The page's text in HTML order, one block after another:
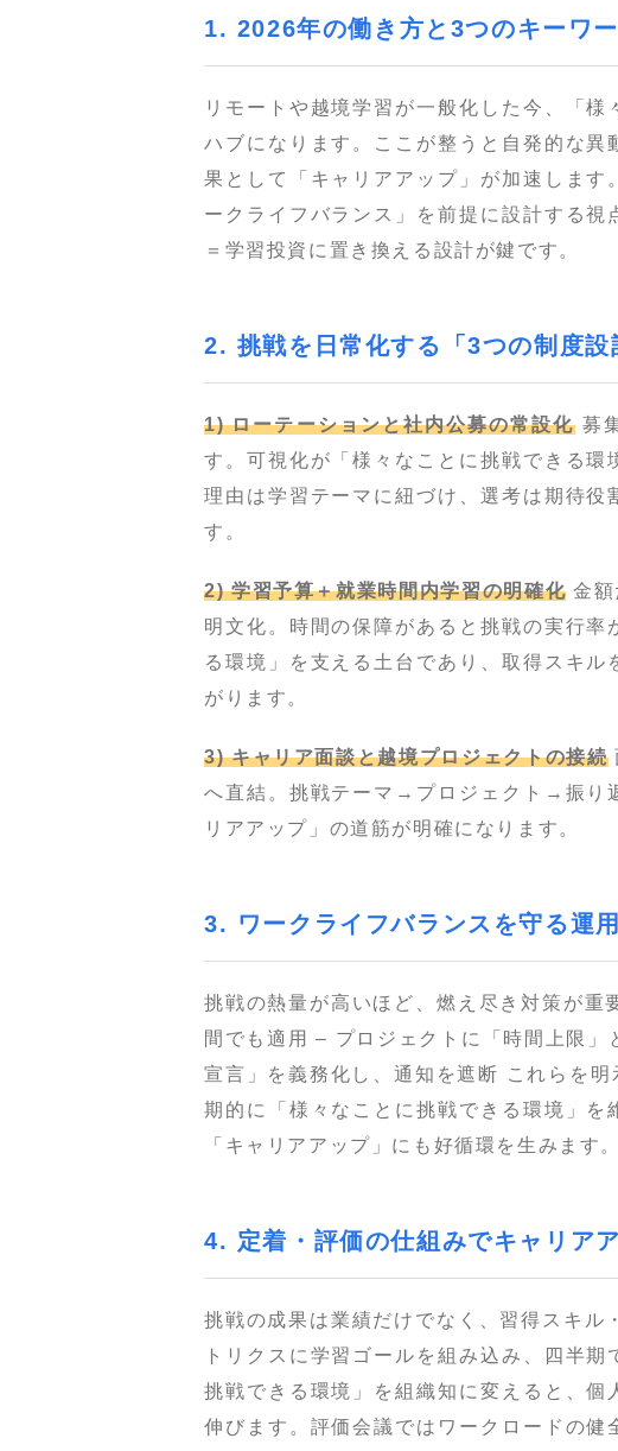
1. 2026年の働き方と3つのキーワ
リモートや越境学習が一般化した今、「
ハブになります。ここが整うと自発的な
果として「キャリアアップ」が加速しま
ークライフバランス」を前提に設計する
＝学習投資に置き換える設計が鍵です。
2. 挑戦を日常化する「3つの制度設
1) ローテーションと社内公募の常設化募
す。可視化が「様々なことに挑戦できる
理由は学習テーマに紐づけ、選考は期待役
す。
2) 学習予算＋就業時間内学習の明確化 金
明文化。時間の保障があると挑戦の実行
る環境」を支える土台であり、取得スキ
がります。
3) キャリア面談と越境プロジェクトの接続
へ直結。挑戦テーマ→プロジェクト→振り
リアアップ」の道筋が明確になります。
3. ワークライフバランスを守る運
挑戦の熱量が高いほど、燃え尽き対策が重
間でも適用 – プロジェクトに「時間上限
宣言」を義務化し、通知を遮断 これらを
期的に「様々なことに挑戦できる環境」を
「キャリアアップ」にも好循環を生みます。
4. 定着・評価の仕組みでキャリア
挑戦の成果は業績だけでなく、習得スキル
トリクスに学習ゴールを組み込み、四半
挑戦できる環境」を組織知に変えると、
伸びます。評価会議ではワークロードの